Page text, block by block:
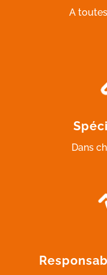
A
Dans